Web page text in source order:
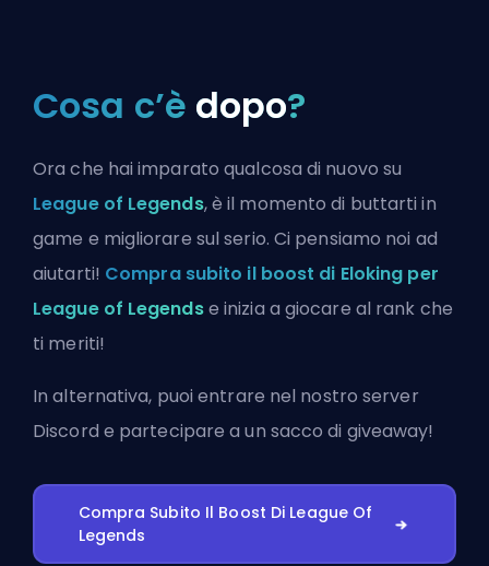
Cosa c’è dopo?
Ora che hai imparato qualcosa di nuovo su
League of Legends, è il momento di buttarti in
game e migliorare sul serio. Ci pensiamo noi ad
aiutarti! Compra subito il boost di Eloking per
League of Legendse inizia a giocare al rank che
ti meriti!
In alternativa, puoientrare nel nostro server
Discord e partecipare a un sacco di giveaway!
Compra Subito Il Boost Di League Of
Legends